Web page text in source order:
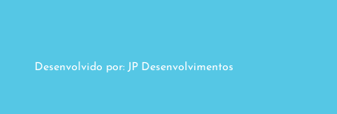
Desenvolvido por: JP Desenvolvimentos